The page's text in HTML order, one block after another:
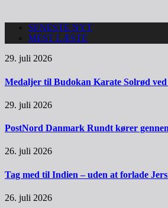
SENESTE NYT
MEST LÆSTE
29. juli 2026
Medaljer til Budokan Karate Solrød
29. juli 2026
PostNord Danmark Rundt kører
26. juli 2026
Tag med til Indien – uden at forlade
26. juli 2026